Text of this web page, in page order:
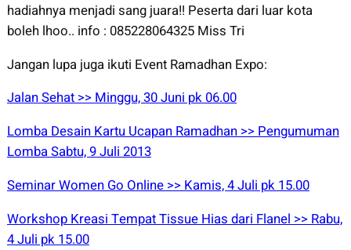
hadiahnya menjadi sang juara!! Peserta dari luar kota
boleh lhoo.. info : 085228064325 Miss Tri
Jangan lupa juga ikuti Event Ramadhan Expo:
Jalan Sehat >> Minggu, 30 Juni pk 06.00
Lomba Desain Kartu Ucapan Ramadhan >> Pengumuman
Lomba Sabtu, 9 Juli 2013
Seminar Women Go Online >> Kamis, 4 Juli pk 15.00
Workshop Kreasi Tempat Tissue Hias dari Flanel >> Rabu,
4 Juli pk 15.00